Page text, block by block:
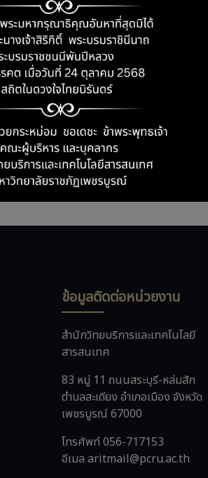
ข้อมูลติดต่อหน่วยงาน
สำนักวิทยบริการและเทคโนโลยี
สารสนเทศ
83 หมู่ 11 ถนนสระบุรี-หล่มสัก
ตำบลสะเดียง อำเภอเมือง จังหวัด
เพชรบูรณ์ 67000
โทรศัพท์ 056-717153
อีเมล aritmail@pcru.ac.th